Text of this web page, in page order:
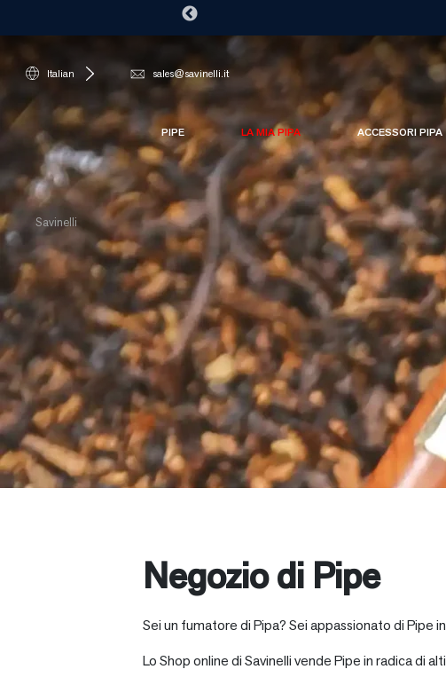
Italian sales@savinelli.it
PIPE LA MIA PIPA ACCESSORI PIPA
Savinelli
Negozio di Pipe
Sei un fumatore di Pipa? Sei appassionato di Pipe
Lo Shop online di Savinelli vende Pipe in radica di